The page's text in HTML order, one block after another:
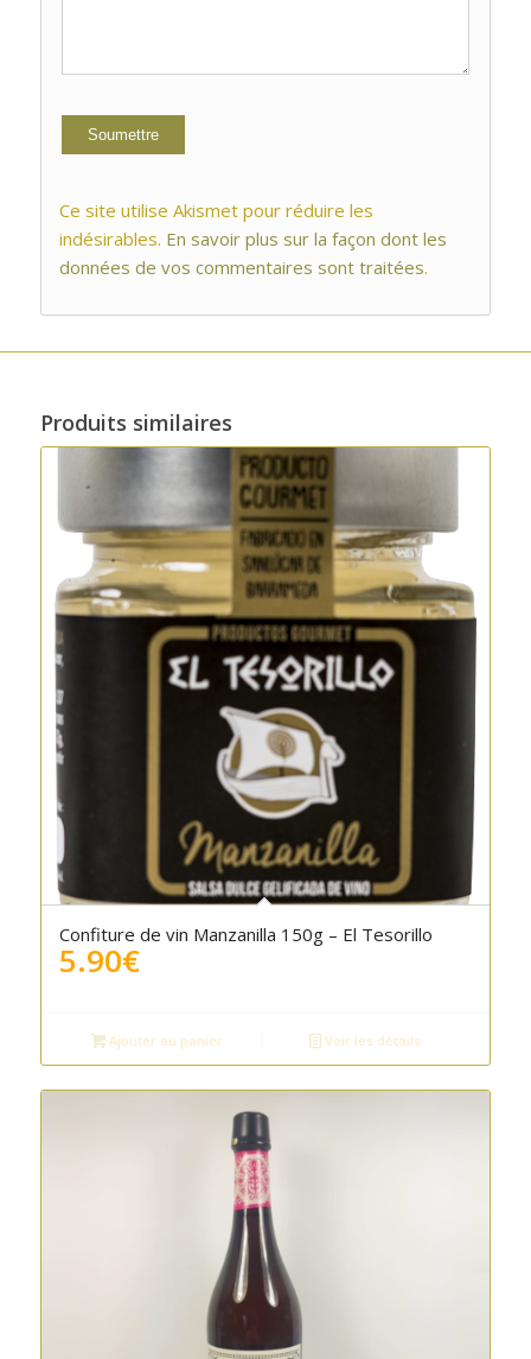
Ce site utilise Akismet pour réduire les
indésirables. En savoir plus sur la façon dont les
données de vos commentaires sont traitées.
Produits similaires
Confiture de vin Manzanilla 150g – El Tesorillo
5.90€
Ajouter au panier Voir les détails